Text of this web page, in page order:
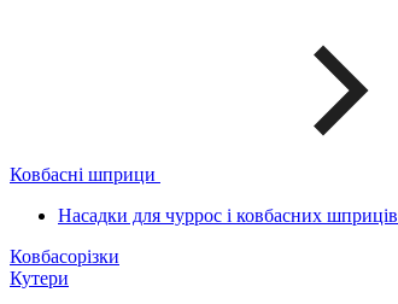
Ковбасні шприци
Насадки для чуррос і ковбасних
Ковбасорізки
Кутери